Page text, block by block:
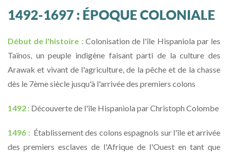
1492-1697 : ÉPOQUE COLONIALE
Début de l'histoire : Colonisation de l'île Hispaniola par les
Taïnos, un peuple indigène faisant parti de la culture des
Arawak et vivant de l'agriculture, de la pêche et de la chasse
dès le 7ème siècle jusqu'à l'arrivée des premiers colons
1492 : Découverte de l'île Hispaniola par Christoph Colombe
1496 : Établissement des colons espagnols sur l'île et arrivée
des premiers esclaves de l'Afrique de l'Ouest en tant que